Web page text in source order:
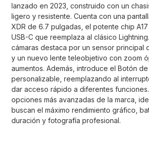
lanzado en 2023, construido con un
ligero y resistente. Cuenta con una
XDR de 6.7 pulgadas, el potente chip
USB-C que reemplaza al clásico
cámaras destaca por un sensor principal
y un nuevo lente teleobjetivo con zoom
aumentos. Además, introduce el Botón
personalizable, reemplazando al
dar acceso rápido a diferentes
opciones más avanzadas de la marca,
buscan el máximo rendimiento gráfico,
duración y fotografía profesional.